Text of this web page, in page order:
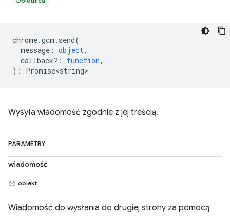
chrome.gcm . send(
message : object,
callback? : function,
) : Promise<string>
Wysyła wiadomość zgodnie z jej treścią.
PARAMETRY
wiadomość
obiekt
Wiadomość do wysłania do drugiej strony za pomocą